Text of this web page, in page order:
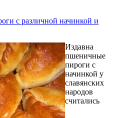
с различной начинкой и
Издавна
пшеничные
пироги с
начинкой у
славянских
народов
считались